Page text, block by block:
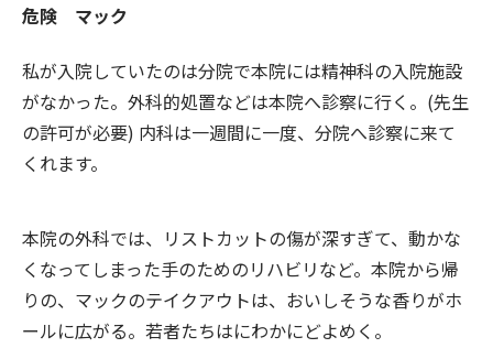
危険 マック
私が入院していたのは分院で本院には精神科の入院施設
がなかった。外科的処置などは本院へ診察に行く。(先生
の許可が必要) 内科は一週間に一度、分院へ診察に来て
くれます。
本院の外科では、リストカットの傷が深すぎて、動かな
くなってしまった手のためのリハビリなど。本院から帰
りの、マックのテイクアウトは、おいしそうな香りがホ
ールに広がる。若者たちはにわかにどよめく。